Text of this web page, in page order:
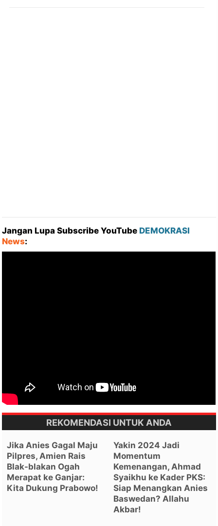
Jangan Lupa Subscribe YouTube DEMOKRASI
News:
REKOMENDASI UNTUK ANDA
Jika Anies Gagal Maju
Pilpres, Amien Rais
Blak-blakan Ogah
Merapat ke Ganjar:
Kita Dukung Prabowo!
Yakin 2024 Jadi
Momentum
Kemenangan, Ahmad
Syaikhu ke Kader PKS:
Siap Menangkan Anies
Baswedan? Allahu
Akbar!